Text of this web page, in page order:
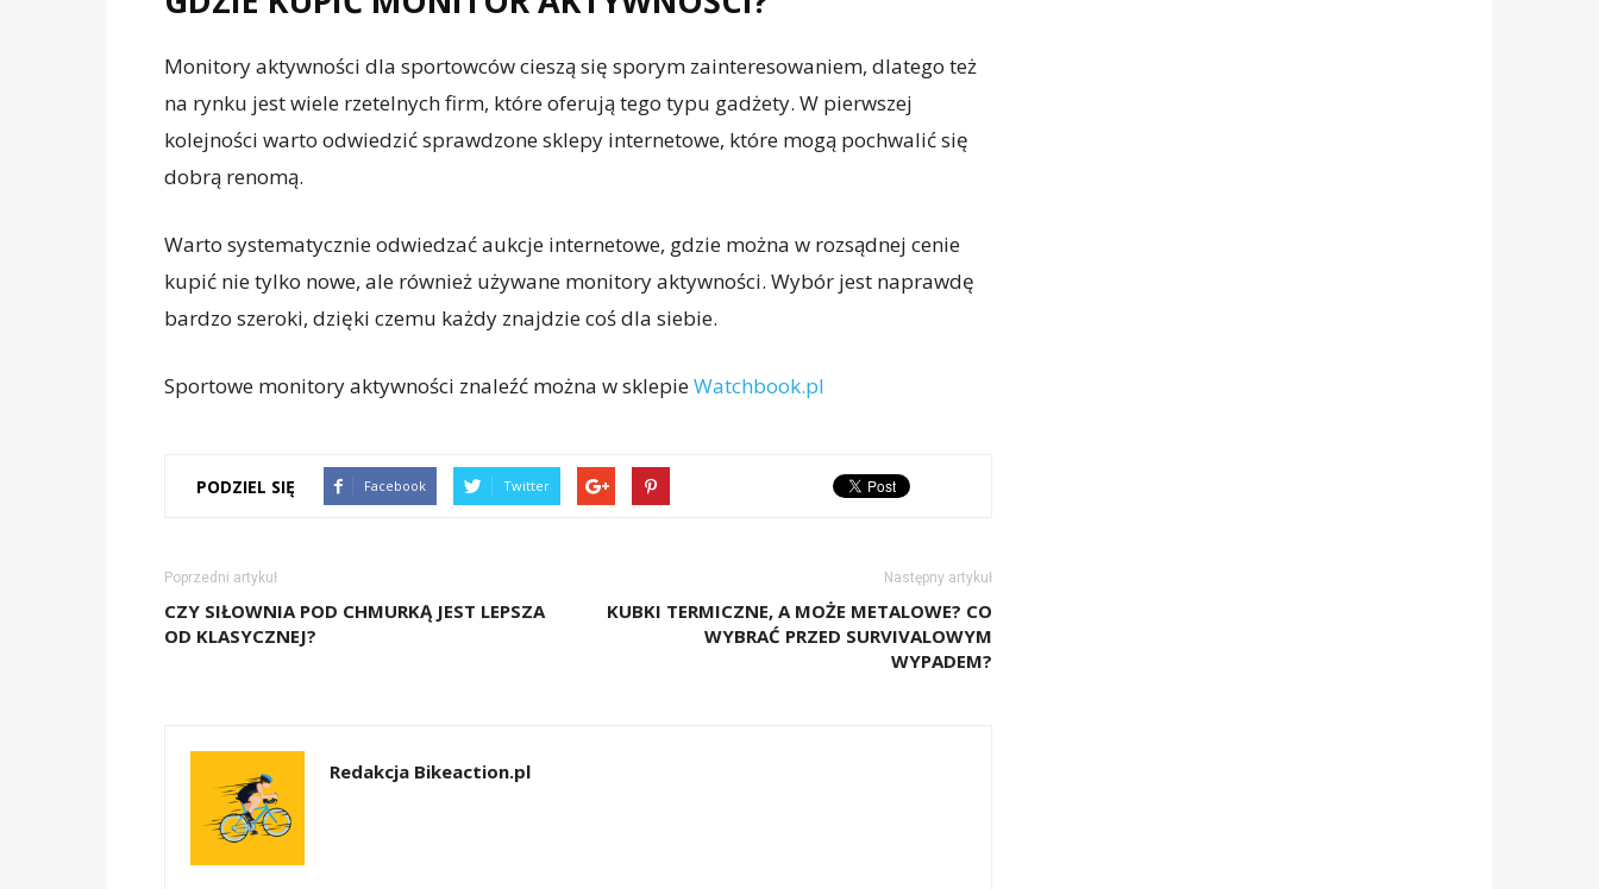
Monitory aktywności dla sportowców cieszą się sporym zainteresowaniem, dlatego też
na rynku jest wiele rzetelnych firm, które oferują tego typu gadżety. W pierwszej
kolejności warto odwiedzić sprawdzone sklepy internetowe, które mogą pochwalić się
dobrą renomą.
Warto systematycznie odwiedzać aukcje internetowe, gdzie można w rozsądnej cenie
kupić nie tylko nowe, ale również używane monitory aktywności. Wybór jest naprawdę
bardzo szeroki, dzięki czemu każdy znajdzie coś dla siebie.
Sportowe monitory aktywności znaleźć można w sklepieWatchbook.pl
PODZIEL SIĘ Facebook Twitter
Poprzedni artykuł
CZY SIŁOWNIA POD CHMURKĄ JEST LEPSZA
OD KLASYCZNEJ?
Następny artykuł
KUBKI TERMICZNE, A MOŻE METALOWE? CO
WYBRAĆ PRZED SURVIVALOWYM
WYPADEM?
Redakcja Bikeaction.pl